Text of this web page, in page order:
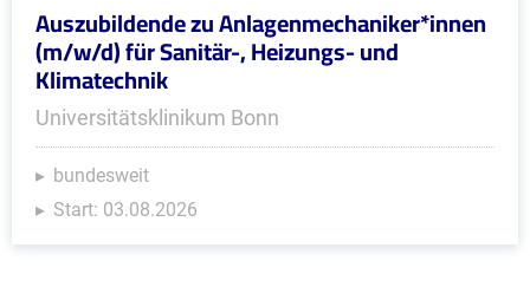
Auszubildende zu Anlagenmechaniker*innen
(m/w/d) für Sanitär-, Heizungs- und
Klimatechnik
Universitätsklinikum Bonn
bundesweit
Start: 03.08.2026